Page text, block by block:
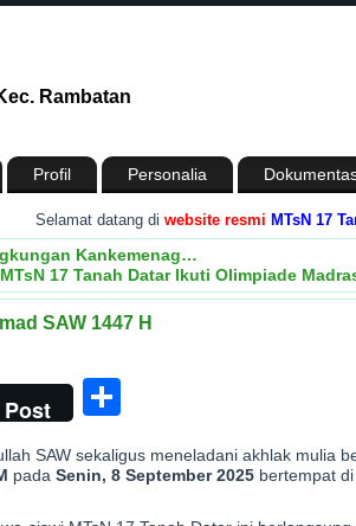
Rambatan
Profil Personalia
Selamat datang diwebsite resmi MTsN 17 Tanah
Kankemenag…
17 Tanah Datar Ikuti Olimpiade
SAW 1447 H
Post
SAW sekaligus meneladani akhlak mulia
pada Senin, 8 September 2025 bertempat di